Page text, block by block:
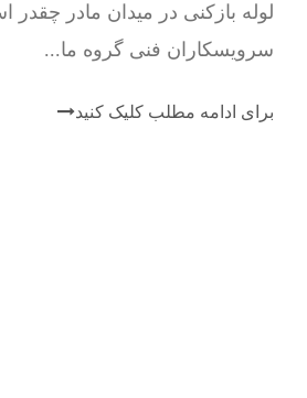
لوله بازکنی در میدان مادر چقدر
سرویسکاران فنی گروه ما...
برای ادامه مطلب کلیک کنید